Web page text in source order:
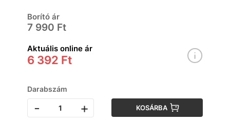
Borító ár
7 990 Ft
Aktuális online ár
6 392 Ft
Darabszám
- + KOSÁRBA